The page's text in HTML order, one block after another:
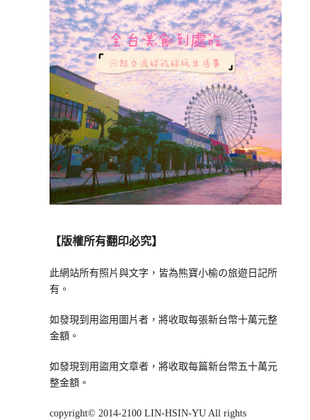
【版權所有翻印必究】
此網站所有照片與文字，皆為熊寶小榆の旅遊日記所
有。
如發現到用盜用圖片者，將收取每張新台幣十萬元整
金額。
如發現到用盜用文章者，將收取每篇新台幣五十萬元
整金額。
copyright© 2014-2100 LIN-HSIN-YU All rights